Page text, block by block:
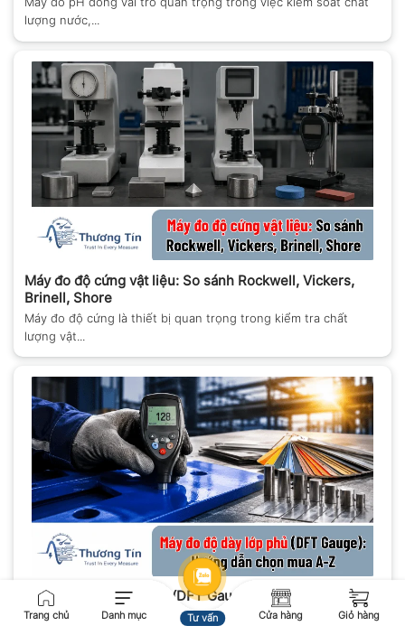
lượng nước,...
Máy đo độ cứng vật liệu: So sánh Rockwell, Vickers,
Brinell, Shore
Máy đo độ cứng là thiết bị quan trọng trong kiểm tra chất
lượng vật...
Máy đo độ dày lớp phủ (DFT Gauge): Hướng dẫn chọn
mua A-Z
Trang chủ Danh mục Tư vấn Cửa hàng Giỏ hàng